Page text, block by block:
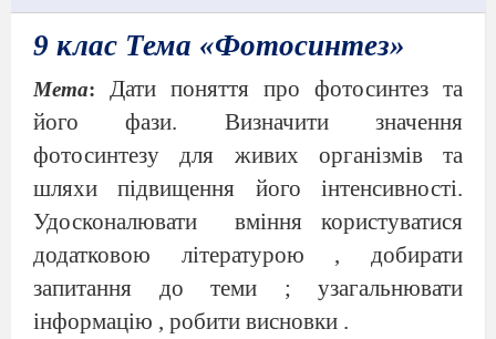
9 клас Тема «Фотосинтез»
Мета: Дати поняття про фотосинтез та
його фази. Визначити значення
фотосинтезу для живих організмів та
шляхи підвищення його інтенсивності.
Удосконалювати
вміння користуватися
додатковою літературою , добирати
запитання до теми ; узагальнювати
інформацію , робити висновки .